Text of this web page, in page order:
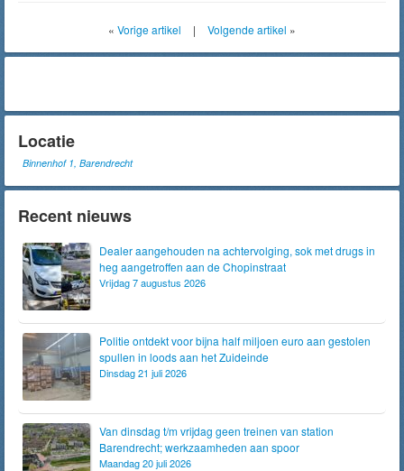
« Vorige artikel | Volgende artikel »
Locatie
Binnenhof 1, Barendrecht
Recent nieuws
Dealer aangehouden na achtervolging, sok met drugs in
heg aangetroffen aan de Chopinstraat
Vrijdag 7 augustus 2026
Politie ontdekt voor bijna half miljoen euro aan gestolen
spullen in loods aan het Zuideinde
Dinsdag 21 juli 2026
Van dinsdag t/m vrijdag geen treinen van station
Barendrecht; werkzaamheden aan spoor
Maandag 20 juli 2026